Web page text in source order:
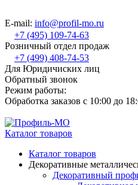
E-mail: info@profil-mo.ru
+7 (495) 109-74-63
Розничный отдел продаж
+7 (499) 408-74-53
Для Юридичиских лиц
Обратный звонок
Режим работы:
Обработка заказов с 10:00 до
Каталог товаров
Каталог товаров
Декоративные
Декоративный